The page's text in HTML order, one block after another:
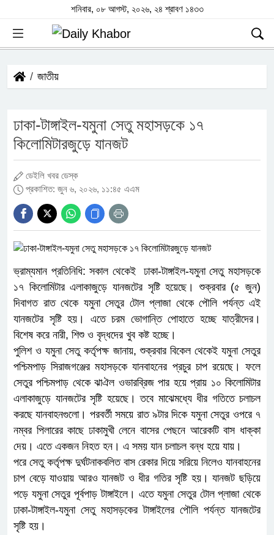
শনিবার, ০৮ আগস্ট, ২০২৬, ২৪ শ্রাবণ ১৪৩৩
জাতীয়
ঢাকা-টাঙ্গাইল-যমুনা সেতু মহাসড়কে ১৭
কিলোমিটারজুড়ে যানজট
ডেইলি খবর ডেস্ক
প্রকাশিত: জুন ৬, ২০২৬, ১১:৪৫ এএম
ভ্রাম্যমান প্রতিনিধি: সকাল থেকেই ঢাকা-টাঙ্গাইল-যমুনা সেতু মহাসড়কে
১৭ কিলোমিটার এলাকাজুড়ে যানজটের সৃষ্টি হয়েছে। শুক্রবার (৫ জুন)
দিবাগত রাত থেকে যমুনা সেতুর টোল প্লাজা থেকে পৌলি পর্যন্ত এই
যানজটের সৃষ্টি হয়। এতে চরম ভোগান্তি পোহাতে হচ্ছে যাত্রীদের।
বিশেষ করে নারী, শিশু ও বৃদ্ধদের খুব কষ্ট হচ্ছে।
পুলিশ ও যমুনা সেতু কর্তৃপক্ষ জানায়, শুক্রবার বিকেল থেকেই যমুনা সেতুর
পশ্চিমপাড় সিরাজগঞ্জের মহাসড়কে যানবাহনের প্রচুর চাপ রয়েছে। ফলে
সেতুর পশ্চিমপাড় থেকে ঝাঐল ওভারব্রিজ পার হয়ে প্রায় ১০ কিলোমিটার
এলাকাজুড়ে যানজটের সৃষ্টি হয়েছে। তবে মাঝেমধ্যে ধীর গতিতে চলাচল
করছে যানবাহনগুলো। পরবর্তী সময়ে রাত ৯টার দিকে যমুনা সেতুর ওপরে ৭
নম্বর পিলারের কাছে ঢাকামুখী লেনে বাসের পেছনে আরেকটি বাস ধাক্কা
দেয়। এতে একজন নিহত হন। এ সময় যান চলাচল বন্ধ হয়ে যায়।
পরে সেতু কর্তৃপক্ষ দুর্ঘটনাকবলিত বাস রেকার দিয়ে সরিয়ে নিলেও যানবাহনের
চাপ বেড়ে যাওয়ায় আরও যানজট ও ধীর গতির সৃষ্টি হয়। যানজট ছড়িয়ে
পড়ে যমুনা সেতুর পূর্বপাড় টাঙ্গাইলে। এতে যমুনা সেতুর টোল প্লাজা থেকে
ঢাকা-টাঙ্গাইল-যমুনা সেতু মহাসড়কের টাঙ্গাইলের পৌলি পর্যন্ত যানজটের
সৃষ্টি হয়।